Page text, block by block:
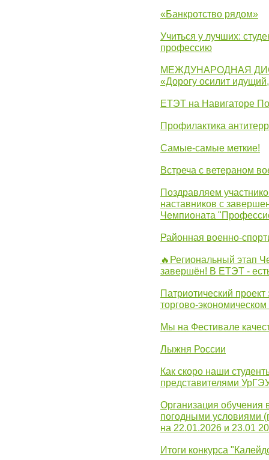
«Банкротство рядом»
Учиться у лучших:
профессию
МЕЖДУНАРОДНАЯ
«Дорогу осилит
ЕТЭТ на Навигаторе
Профилактика
Самые-самые меткие!
Встреча с ветераном
Поздравляем
наставников с
Чемпионата
Районная военно-
🔥Региональный этап
завершён! В ЕТЭТ -
Патриотический
торгово-
Мы на Фестивале
Лыжня России
Как скоро наши
представителями
Организация обучения
погодными условиями
на 22.01.2026 и 23.01
Итоги конкурса